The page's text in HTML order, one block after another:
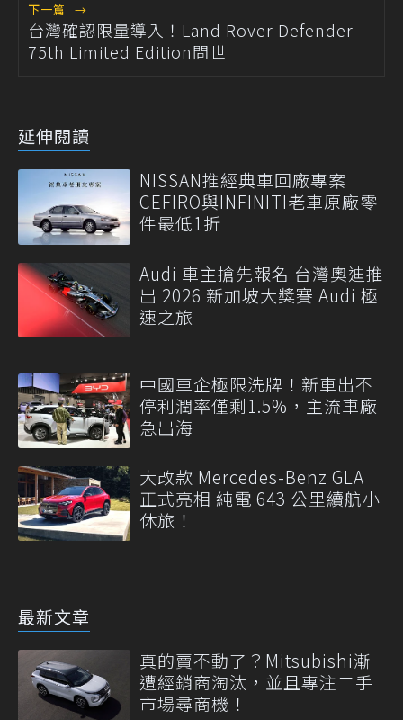
下一篇 →
台灣確認限量導入！Land Rover Defender
75th Limited Edition問世
延伸閱讀
NISSAN推經典車回廠專案
CEFIRO與INFINITI老車原廠零
件最低1折
Audi 車主搶先報名 台灣奧迪推
出 2026 新加坡大獎賽 Audi 極
速之旅
中國車企極限洗牌！新車出不
停利潤率僅剩1.5%，主流車廠
急出海
大改款 Mercedes-Benz GLA
正式亮相 純電 643 公里續航小
休旅！
最新文章
真的賣不動了？Mitsubishi漸
遭經銷商淘汰，並且專注二手
市場尋商機！